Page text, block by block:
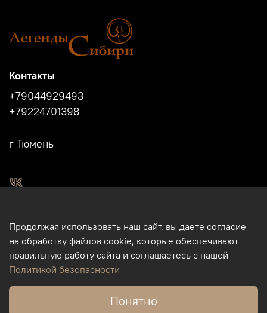
Контакты
+79044929493
+79224701398
г Тюмень
Магазин подарков и сувениров в Тюмени. Тюменские
сувениры. Подарки и сувениры из кости, бивня мамонта в
Тюмени. Бизнес-сувениры. Корпоративные подарки.
Туристические сувениры. Интернет-магазин. Использование
фотографий, размещенных на данном сайте, на других
ресурсах и пр., без разрешения правообладателя - ИП
Продолжая использовать наш сайт, вы даете согласие
на обработку файлов cookie, которые обеспечивают
правильную работу сайта и соглашаетесь с нашей
Политикой безопасности
Понятно